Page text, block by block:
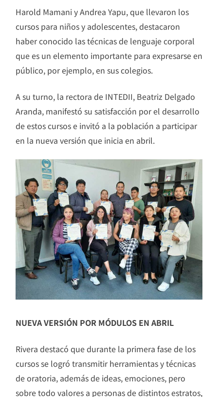
Harold Mamani y Andrea Yapu, que llevaron los
cursos para niños y adolescentes, destacaron
haber conocido las técnicas de lenguaje corporal
que es un elemento importante para expresarse en
público, por ejemplo, en sus colegios.
A su turno, la rectora de INTEDII, Beatriz Delgado
Aranda, manifestó su satisfacción por el desarrollo
de estos cursos e invitó a la población a participar
en la nueva versión que inicia en abril.
NUEVA VERSIÓN POR MÓDULOS EN ABRIL
Rivera destacó que durante la primera fase de los
cursos se logró transmitir herramientas y técnicas
de oratoria, además de ideas, emociones, pero
sobre todo valores a personas de distintos estratos,